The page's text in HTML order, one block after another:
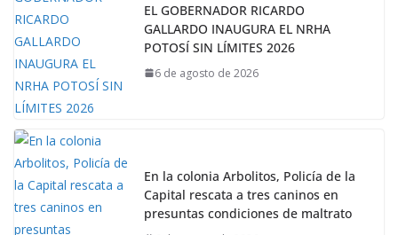
EL GOBERNADOR RICARDO
GALLARDO INAUGURA EL NRHA
POTOSÍ SIN LÍMITES 2026
6 de agosto de 2026
En la colonia Arbolitos, Policía de la
Capital rescata a tres caninos en
presuntas condiciones de maltrato